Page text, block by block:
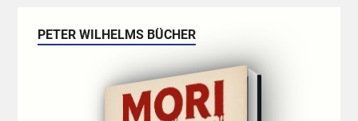
PETER WILHELMS BÜCHER